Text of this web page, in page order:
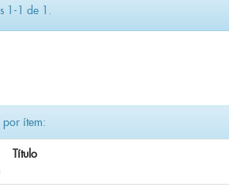
1-1 de 1.
por ítem:
Título